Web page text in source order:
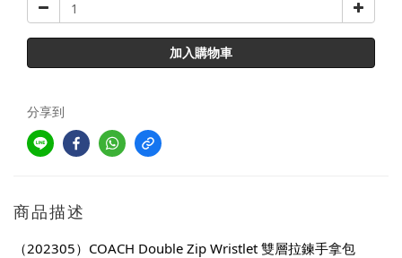
加入購物車
分享到
商品描述
（202305）COACH Double Zip Wristlet 雙層拉鍊手拿包